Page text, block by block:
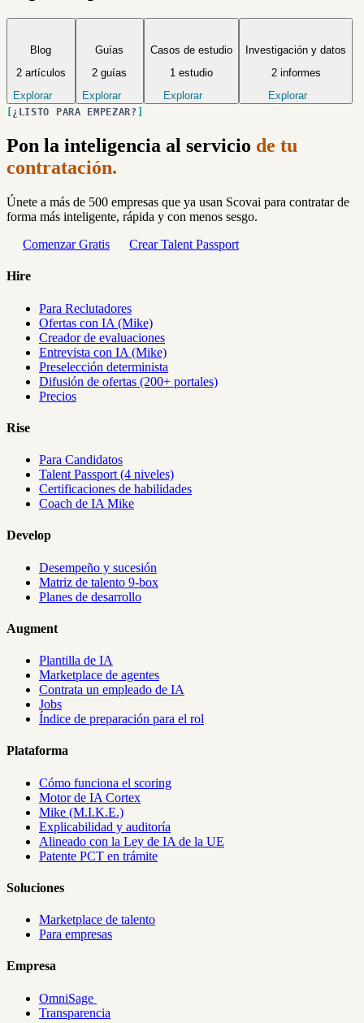
Blog
2 artículos
Explorar
Guías
2 guías
Explorar
Casos de estudio
1 estudio
Explorar
Investigación y datos
2 informes
Explorar
¿LISTO PARA EMPEZAR?
Pon la inteligencia al servicio de tu
contratación.
Únete a más de 500 empresas que ya usan Scovai para contratar de
forma más inteligente, rápida y con menos sesgo.
Comenzar Gratis
Crear Talent Passport
Hire
Para Reclutadores
Ofertas con IA (Mike)
Creador de evaluaciones
Entrevista con IA (Mike)
Preselección determinista
Difusión de ofertas (200+ portales)
Precios
Rise
Para Candidatos
Talent Passport (4 niveles)
Certificaciones de habilidades
Coach de IA Mike
Develop
Desempeño y sucesión
Matriz de talento 9-box
Planes de desarrollo
Augment
Plantilla de IA
Marketplace de agentes
Contrata un empleado de IA
Jobs
Índice de preparación para el rol
Plataforma
Cómo funciona el scoring
Motor de IA Cortex
Mike (M.I.K.E.)
Explicabilidad y auditoría
Alineado con la Ley de IA de la UE
Patente PCT en trámite
Soluciones
Marketplace de talento
Para empresas
Empresa
OmniSage
Transparencia